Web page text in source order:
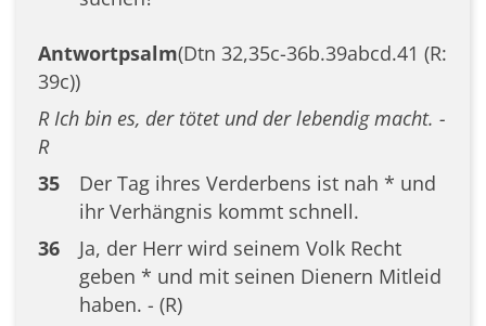
Antwortpsalm(Dtn 32,35c-36b.39abcd.41 (R:
39c))
R Ich bin es, der tötet und der lebendig macht. -
R
35
Der Tag ihres Verderbens ist nah * und
ihr Verhängnis kommt schnell.
36
Ja, der Herr wird seinem Volk Recht
geben * und mit seinen Dienern Mitleid
haben. - (R)